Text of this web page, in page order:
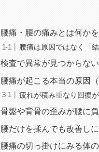
腰痛・腰の痛みとは何か
腰痛は原因ではなく「
検査で異常が見つからな
腰痛が起こる本当の原因（
疲れが積み重なり回復
骨盤や背骨の歪みが腰に
腰だけを揉んでも改善し
腰痛の切っ掛けにみる体